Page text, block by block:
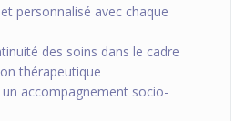
personnalisé avec chaque
des soins dans le cadre
thérapeutique
accompagnement socio-